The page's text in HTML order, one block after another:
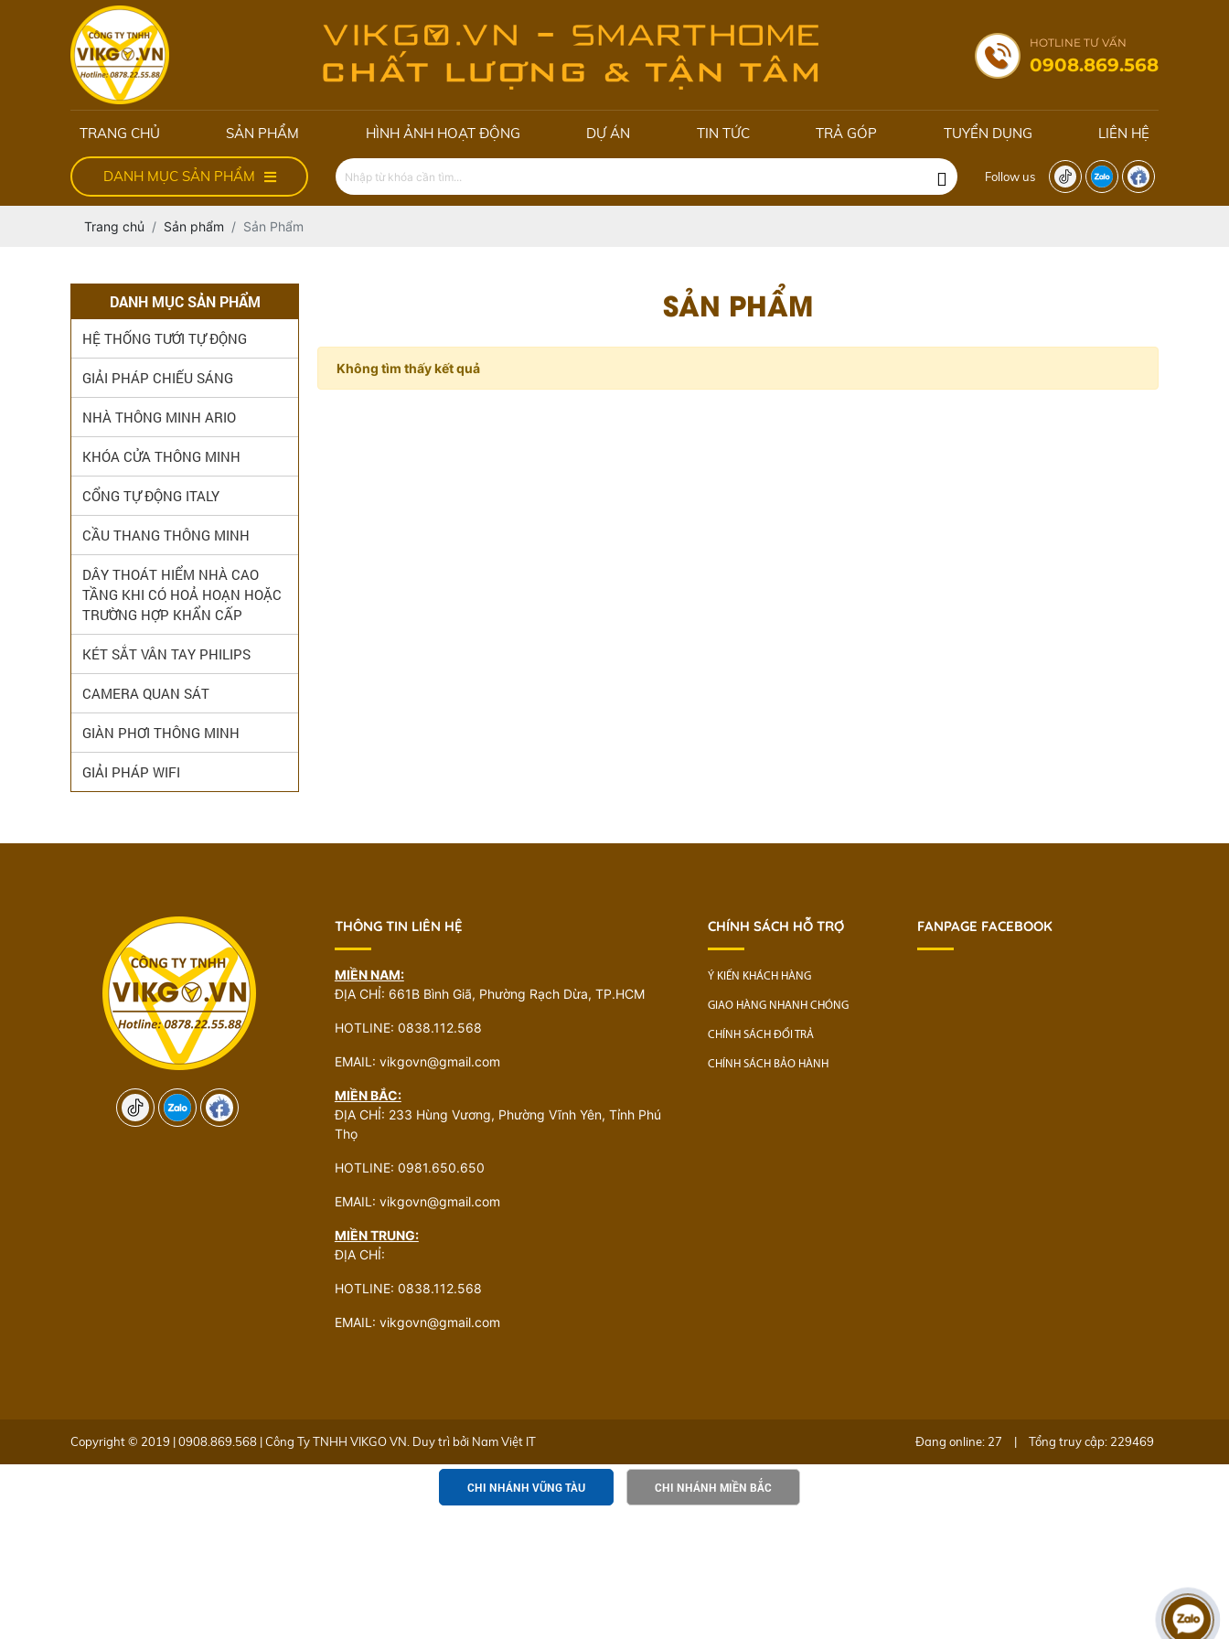
HOTLINE TƯ VẤN
0908.869.568
TRANG CHỦ SẢN PHẨM HÌNH ẢNH HOẠT ĐỘNG DỰ ÁN TIN TỨC TRẢ GÓP TUYỂN DỤNG LIÊN HỆ
DANH MỤC SẢN PHẨM Follow us
Trang chủ Sản phẩm Sản Phẩm
DANH MỤC SẢN PHẨM
HỆ THỐNG TƯỚI TỰ ĐỘNG
GIẢI PHÁP CHIẾU SÁNG
NHÀ THÔNG MINH ARIO
KHÓA CỬA THÔNG MINH
CỔNG TỰ ĐỘNG ITALY
CẦU THANG THÔNG MINH
DÂY THOÁT HIỂM NHÀ CAO
TẦNG KHI CÓ HOẢ HOẠN HOẶC
TRƯỜNG HỢP KHẨN CẤP
KÉT SẮT VÂN TAY PHILIPS
CAMERA QUAN SÁT
GIÀN PHƠI THÔNG MINH
GIẢI PHÁP WIFI
SẢN PHẨM
Không tìm thấy kết quả
THÔNG TIN LIÊN HỆ
MIỀN NAM:
ĐỊA CHỈ: 661B Bình Giã, Phường Rạch Dừa, TP.HCM
HOTLINE: 0838.112.568
EMAIL: vikgovn@gmail.com
MIỀN BẮC:
ĐỊA CHỈ: 233 Hùng Vương, Phường Vĩnh Yên, Tỉnh Phú
Thọ
HOTLINE: 0981.650.650
EMAIL: vikgovn@gmail.com
MIỀN TRUNG:
ĐỊA CHỈ:
HOTLINE: 0838.112.568
EMAIL: vikgovn@gmail.com
CHÍNH SÁCH HỖ TRỢ
Ý KIẾN KHÁCH HÀNG
GIAO HÀNG NHANH CHÓNG
CHÍNH SÁCH ĐỔI TRẢ
CHÍNH SÁCH BẢO HÀNH
FANPAGE FACEBOOK
Copyright © 2019 | 0908.869.568 | Công Ty TNHH VIKGO VN. Duy trì bởi Nam Việt IT Đang online: 27 | Tổng truy cập: 229469
CHI NHÁNH VŨNG TÀU CHI NHÁNH MIỀN BẮC